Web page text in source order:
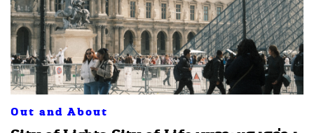
Out and About
ค้นหา
SHARE